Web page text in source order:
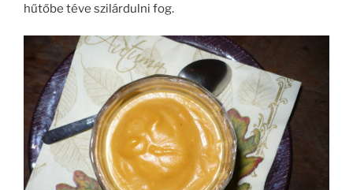
hűtőbe téve szilárdulni fog.